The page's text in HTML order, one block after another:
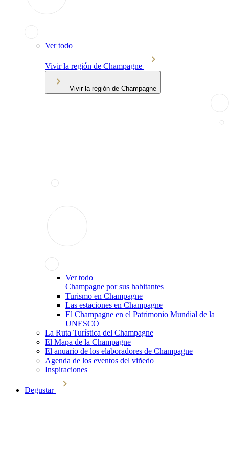
Ver todo
Vivir la región de Champagne
Vivir la región de Champagne
Ver todo
Champagne por sus habitantes
Turismo en Champagne
Las estaciones en Champagne
El Champagne en el Patrimonio Mundial de la
UNESCO
La Ruta Turística del Champagne
El Mapa de la Champagne
El anuario de los elaboradores de Champagne
Agenda de los eventos del viñedo
Inspiraciones
Degustar